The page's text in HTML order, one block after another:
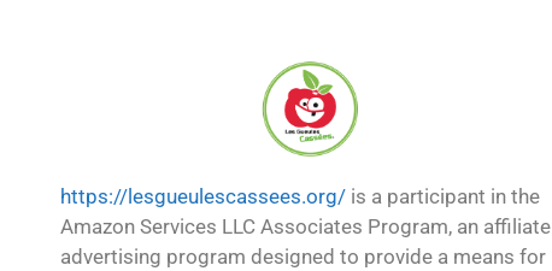
https://lesgueulescassees.org/ is a participant in the
Amazon Services LLC Associates Program, an affiliate
advertising program designed to provide a means for